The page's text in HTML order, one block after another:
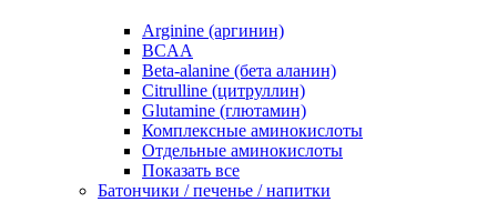
Arginine (аргинин)
BCAA
Beta-alanine (бета аланин)
Citrulline (цитруллин)
Glutamine (глютамин)
Комплексные аминокислоты
Отдельные аминокислоты
Показать все
Батончики / печенье / напитки